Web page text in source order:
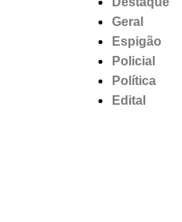
Geral
Espigão
Policial
Política
Edital